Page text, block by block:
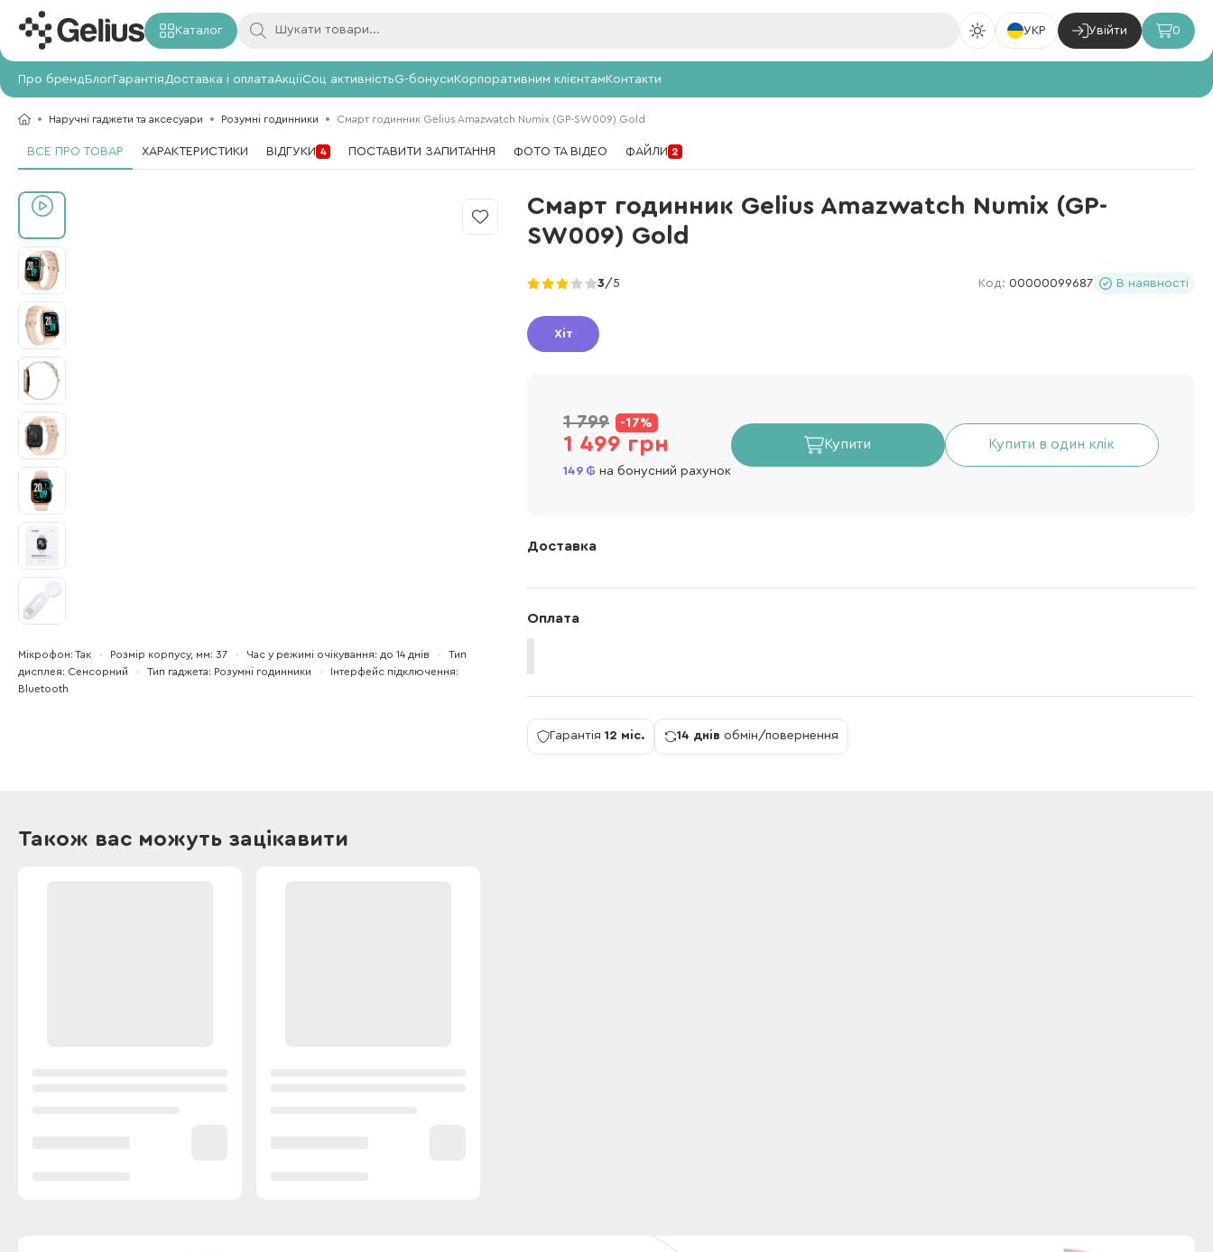
Каталог УКР Увійти 0
Про брендБлогГарантія Доставка і оплатаАкціїСоц активністьG-бонусиКорпоративним клієнтамКонтакти
Наручні гаджети та аксесуари Розумні годинники Смарт годинник Gelius Amazwatch Numix (GP-SW009) Gold
ВСЕ ПРО ТОВАР ХАРАКТЕРИСТИКИ ВІДГУКИ 4 ПОСТАВИТИ ЗАПИТАННЯ ФОТО ТА ВІДЕО ФАЙЛИ 2
Смарт годинник Gelius Amazwatch Numix (GP-
SW009) Gold
3/5 Код: 00000099687 В наявності
Мікрофон Так Розмір корпусу, мм 37 Час у режимі очікування до 14 днів
Тип
дисплея
Сенсорний Тип гаджета Розумні годинники
Інтерфейс підключення
Bluetooth
Хіт
1 799 -17%
1 499 грн
149 на бонусний рахунок
Купити Купити в один клік
Доставка
Оплата
Гарантія 12 міс. 14 днів обмін/повернення
Також вас можуть зацікавити